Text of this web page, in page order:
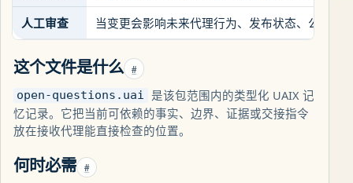
人工审查 当变更会影响未来代理行为、发布状态、公共声
这个文件是什么 #
open-questions.uai
是该包范围内的类型化 UAIX 记
忆记录。它把当前可依赖的事实、边界、证据或交接指令
放在接收代理能直接检查的位置。
何时必需 #